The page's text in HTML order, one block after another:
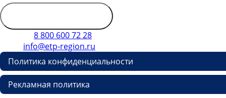
8 800 600 72 28
info@etp-region.ru
Политика конфиденциальности
Рекламная политика